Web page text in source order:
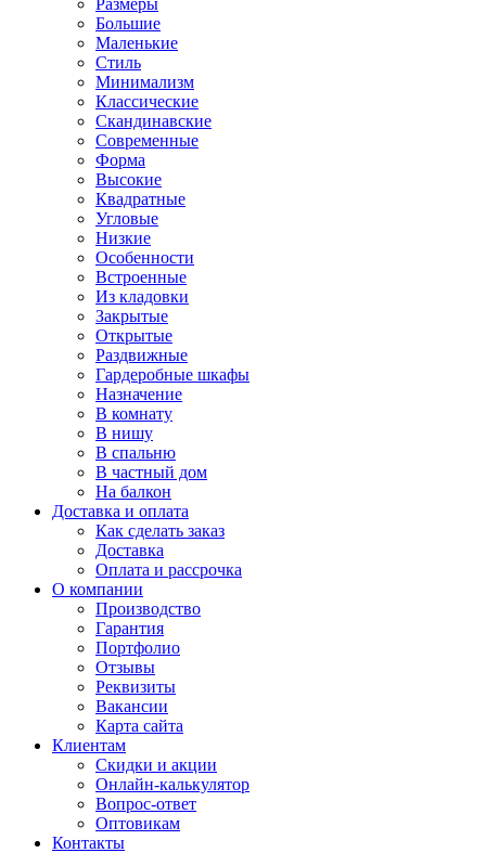
Размеры
Большие
Маленькие
Стиль
Минимализм
Классические
Скандинавские
Современные
Форма
Высокие
Квадратные
Угловые
Низкие
Особенности
Встроенные
Из кладовки
Закрытые
Открытые
Раздвижные
Гардеробные шкафы
Назначение
В комнату
В нишу
В спальню
В частный дом
На балкон
Доставка и оплата
Как сделать заказ
Доставка
Оплата и рассрочка
О компании
Производство
Гарантия
Портфолио
Отзывы
Реквизиты
Вакансии
Карта сайта
Клиентам
Скидки и акции
Онлайн-калькулятор
Вопрос-ответ
Оптовикам
Контакты